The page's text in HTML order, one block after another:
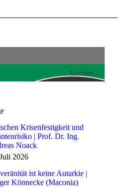
Suchen...
Krisenfestigkeit und
| Prof. Dr. Ing.
Noack
2026
ist keine Autarkie |
Könnecke (Maconia)